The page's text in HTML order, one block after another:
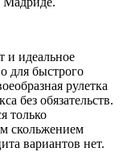
и идеальное
для быстрого
рулетка
без обязательств.
только
скольжением
вариантов нет.